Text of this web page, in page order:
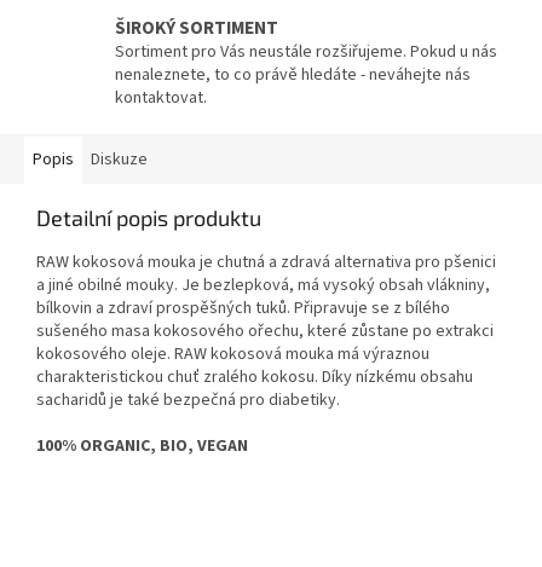
ŠIROKÝ SORTIMENT
Sortiment pro Vás neustále rozšiřujeme. Pokud u nás
nenaleznete, to co právě hledáte - neváhejte nás
kontaktovat.
Popis Diskuze
Detailní popis produktu
RAW kokosová mouka je chutná a zdravá alternativa pro pšenici
a jiné obilné mouky. Je bezlepková, má vysoký obsah vlákniny,
bílkovin a zdraví prospěšných tuků. Připravuje se z bílého
sušeného masa kokosového ořechu, které zůstane po extrakci
kokosového oleje. RAW kokosová mouka má výraznou
charakteristickou chuť zralého kokosu. Díky nízkému obsahu
sacharidů je také bezpečná pro diabetiky.
100% ORGANIC, BIO, VEGAN